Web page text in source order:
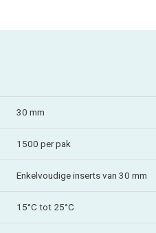
30 mm
1500 per pak
Enkelvoudige inserts van 30 mm
15°C tot 25°C